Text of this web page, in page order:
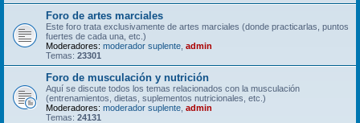
Foro de artes marciales
Este foro trata exclusivamente de artes marciales (donde practicarlas, puntos
fuertes de cada una, etc.)
Moderadores: moderador suplente admin
Temas: 23301
Foro de musculación y nutrición
Aquí se discute todos los temas relacionados con la musculación
(entrenamientos, dietas, suplementos nutricionales, etc.)
Moderadores: moderador suplente admin
Temas: 24131